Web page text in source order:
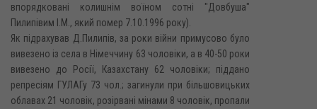
впорядковані колишнім воїном сотні "Довбуша"
Пилипівим І.М., який помер 7.10.1996 року).
Як підрахував Д.Пилипів, за роки війни примусово було
вивезено із села в Німеччину 63 чоловіки, а в 40-50 роки
вивезено до Росії, Казахстану 62 чоловіки; піддано
репресіям ГУЛАГу 73 чол.; загинули при більшовицьких
облавах 21 чоловік, розірвані мінами 8 чоловік, пропали